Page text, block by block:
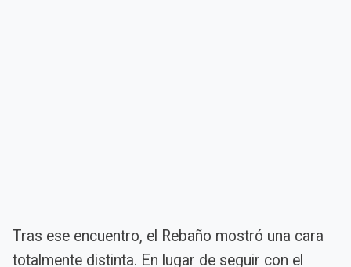
Tras ese encuentro, el Rebaño mostró una cara
totalmente distinta. En lugar de seguir con el